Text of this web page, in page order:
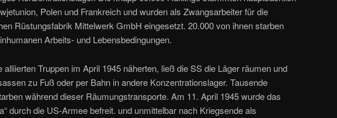
Polen und Frankreich und wurden als Zwangsarbeiter für die
Rüstungsfabrik Mittelwerk GmbH eingesetzt. 20.000 von ihnen starben
Arbeits- und Lebensbedingungen.
alliierten Truppen im April 1945 näherten, ließ die SS die Läger räumen und
zu Fuß oder per Bahn in andere Konzentrationslager. Tausende
während dieser Räumungstransporte. Am 11. April 1945 wurde das
durch die US-Armee befreit. und unmittelbar nach Kriegsende als